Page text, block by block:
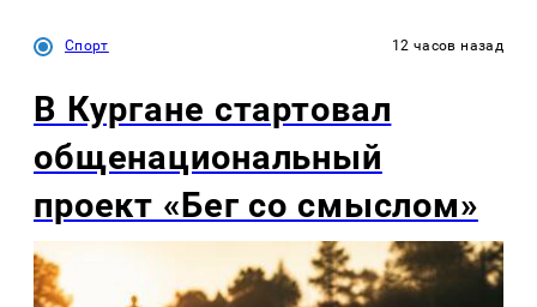
Спорт 12 часов назад
В Кургане стартовал
общенациональный
проект «Бег со смыслом»